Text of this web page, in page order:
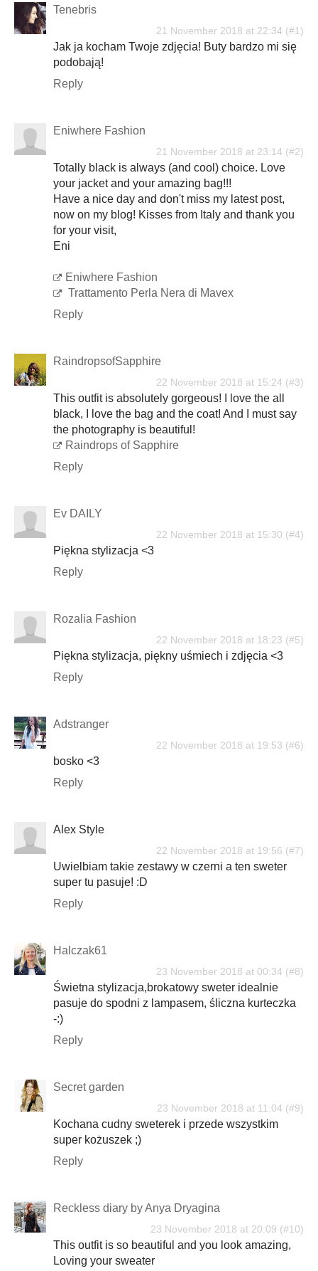
Tenebris
21 November 2018 at 22:34
Jak ja kocham Twoje zdjęcia! Buty bardzo mi się
podobają!
Reply
Eniwhere Fashion
21 November 2018 at 23:14
Totally black is always (and cool) choice. Love
your jacket and your amazing bag!!!
Have a nice day and don't miss my latest post,
now on my blog! Kisses from Italy and thank you
for your visit,
Eni
Eniwhere Fashion
Trattamento Perla Nera di Mavex
Reply
RaindropsofSapphire
22 November 2018 at 15:24
This outfit is absolutely gorgeous! I love the all
black, I love the bag and the coat! And I must say
the photography is beautiful!
Raindrops of Sapphire
Reply
Ev DAILY
22 November 2018 at 15:30
Piękna stylizacja <3
Reply
Rozalia Fashion
22 November 2018 at 18:23
Piękna stylizacja, piękny uśmiech i zdjęcia <3
Reply
Adstranger
22 November 2018 at 19:53
bosko <3
Reply
Alex Style
22 November 2018 at 19:56
Uwielbiam takie zestawy w czerni a ten sweter
super tu pasuje! :D
Reply
Halczak61
23 November 2018 at 00:34
Świetna stylizacja,brokatowy sweter idealnie
pasuje do spodni z lampasem, śliczna kurteczka
-:)
Reply
Secret garden
23 November 2018 at 11:04
Kochana cudny sweterek i przede wszystkim
super kożuszek ;)
Reply
Reckless diary by Anya Dryagina
23 November 2018 at 20:09
This outfit is so beautiful and you look amazing,
Loving your sweater